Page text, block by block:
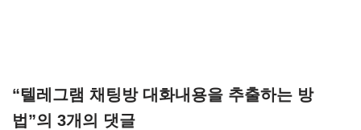
“텔레그램 채팅방 대화내용을 추출하는 방
법”의 3개의 댓글